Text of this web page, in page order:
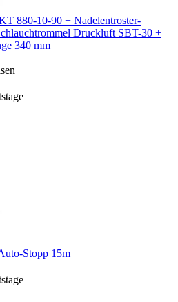
880-10-90 + Nadelentroster-
Druckluft SBT-30 +
340 mm
Stopp 15m